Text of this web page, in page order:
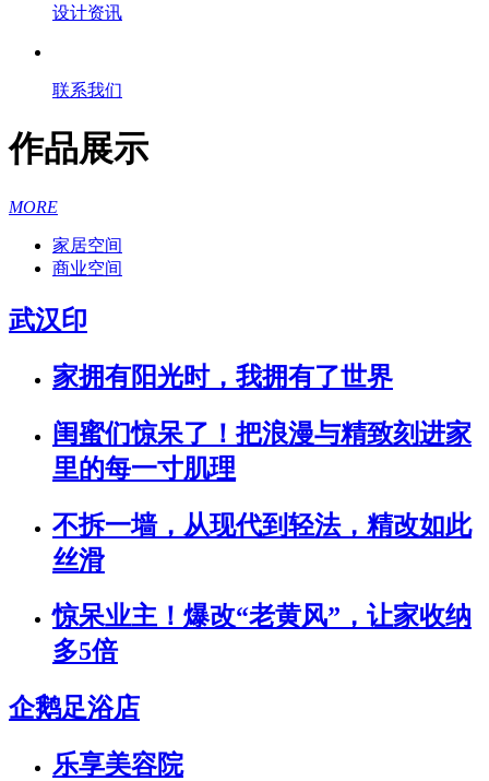
设计资讯
联系我们
作品展示
MORE
家居空间
商业空间
武汉印
家拥有阳光时，我拥有了世界
闺蜜们惊呆了！把浪漫与精致刻进家
里的每一寸肌理
不拆一墙，从现代到轻法，精改如此
丝滑
惊呆业主！爆改“老黄风”，让家收纳
多5倍
企鹅足浴店
乐享美容院